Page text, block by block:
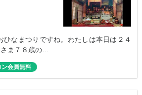
ひなまつりですね。わたしは本日は２４
ま７８歳の…
ン会員無料